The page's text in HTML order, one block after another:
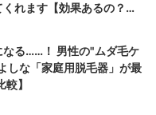
れます【効果あるの？に
なる……！ 男性の"ムダ毛ケ
しな「家庭用脱毛器」が最
】